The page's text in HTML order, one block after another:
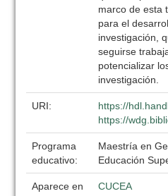
URI:
https://
https://
Programa
educativo:
Maestría en
Educación
Aparece en
CUCEA